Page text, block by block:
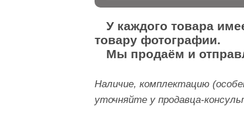
У каждого товара
товару фотографии.
Мы продаём и
Наличие, комплектацию
уточняйте у продавца-